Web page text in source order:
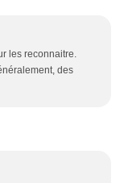
les reconnaitre.
des